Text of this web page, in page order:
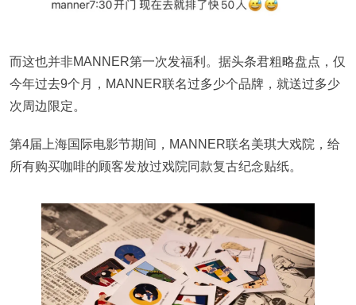
而这也并非MANNER第一次发福利。据头条君粗略盘点，仅
今年过去9个月，MANNER联名过多少个品牌，就送过多少
次周边限定。
第4届上海国际电影节期间，MANNER联名美琪大戏院，给
所有购买咖啡的顾客发放过戏院同款复古纪念贴纸。